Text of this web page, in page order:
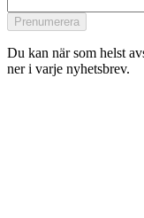
Prenumerera
Du kan när som helst
ner i varje nyhetsbrev.